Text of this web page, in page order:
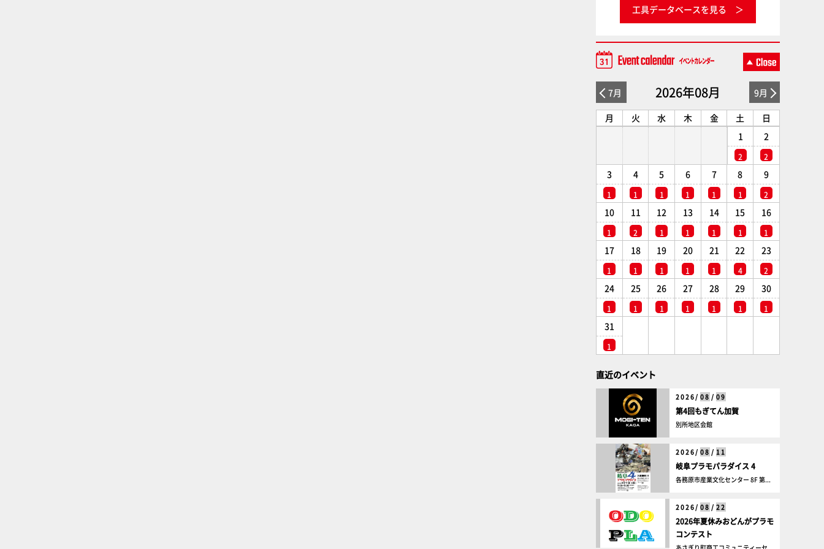
工具データベースを見る
7月 2026年08月 9月
月 火 水 木 金 土
日
1
2
2
2
3
1
4
1
5
1
6
1
7
1
8
1
9
2
10
1
11
2
12
1
13
1
14
1
15
1
16
1
17
1
18
1
19
1
20
1
21
1
22
4
23
2
24
1
25
1
26
1
27
1
28
1
29
1
30
1
31
1
直近のイベント
2026/ 08 / 09
第4回もぎてん加賀
別所地区会館
2026/ 08 / 11
岐阜プラモパラダイス 4
各務原市産業文化センター 8F 第...
2026/ 08 / 22
2026年夏休みおどんがプラモ
コンテスト